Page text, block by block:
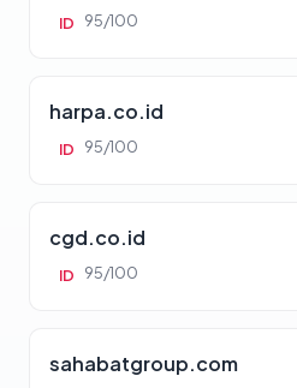
ID 95/100
harpa.co.id
ID 95/100
cgd.co.id
ID 95/100
sahabatgroup.com